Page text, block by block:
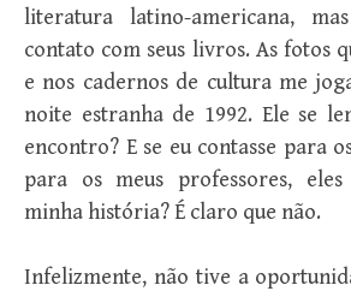
literatura latino-americana,
contato com seus livros. As fotos
e nos cadernos de cultura me
noite estranha de 1992. Ele se
encontro? E se eu contasse para
para os meus professores,
minha história? É claro que não.
Infelizmente, não tive a